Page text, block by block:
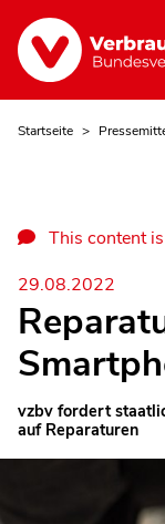
Startseite
This content
29.08.2022
vzbv fordert
auf Reparaturen